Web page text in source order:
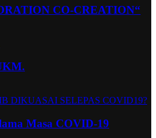
CO-CREATION“
Masa COVID-19